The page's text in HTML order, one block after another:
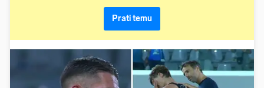
Prati temu